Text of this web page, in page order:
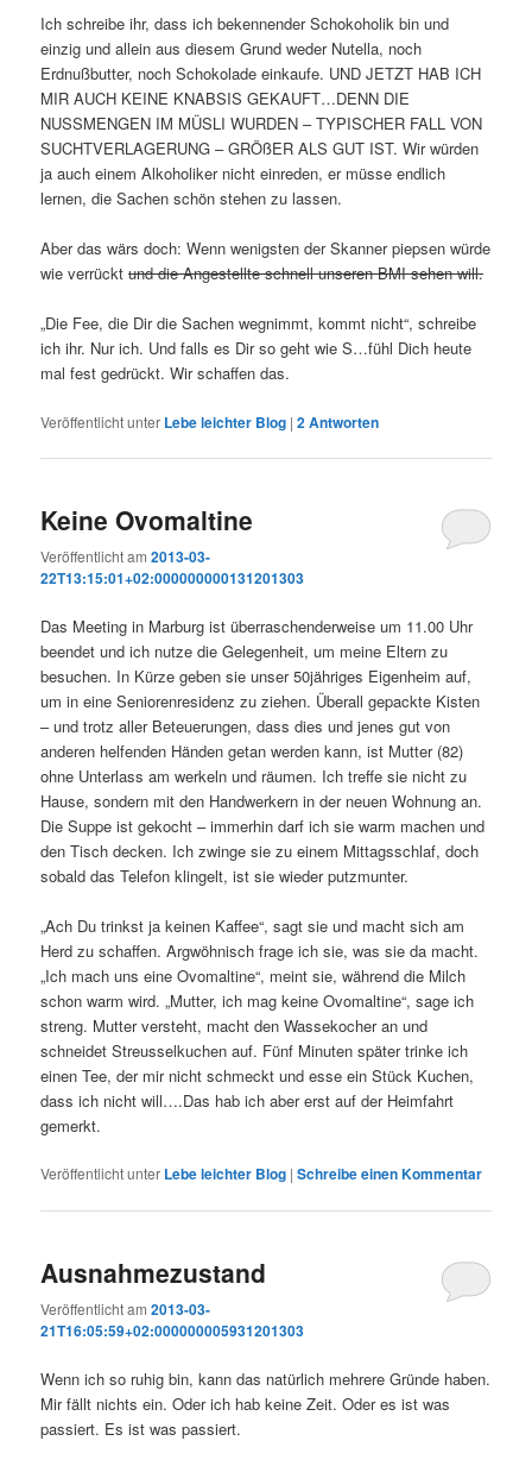
Ich schreibe ihr, dass ich bekennender Schokoholik bin und
einzig und allein aus diesem Grund weder Nutella, noch
Erdnußbutter, noch Schokolade einkaufe. UND JETZT HAB ICH
MIR AUCH KEINE KNABSIS GEKAUFT…DENN DIE
NUSSMENGEN IM MÜSLI WURDEN – TYPISCHER FALL VON
SUCHTVERLAGERUNG – GRÖßER ALS GUT IST. Wir würden
ja auch einem Alkoholiker nicht einreden, er müsse endlich
lernen, die Sachen schön stehen zu lassen.
Aber das wärs doch: Wenn wenigsten der Skanner piepsen würde
wie verrücktund die Angestellte schnell unseren BMI sehen will.
„Die Fee, die Dir die Sachen wegnimmt, kommt nicht“, schreibe
ich ihr. Nur ich. Und falls es Dir so geht wie S…fühl Dich heute
mal fest gedrückt. Wir schaffen das.
Veröffentlicht unter Lebe leichter Blog |2Antworten
Keine Ovomaltine
Veröffentlicht am2013-03-
22T13:15:01+02:000000000131201303
Das Meeting in Marburg ist überraschenderweise um 11.00 Uhr
beendet und ich nutze die Gelegenheit, um meine Eltern zu
besuchen. In Kürze geben sie unser 50jähriges Eigenheim auf,
um in eine Seniorenresidenz zu ziehen. Überall gepackte Kisten
– und trotz aller Beteuerungen, dass dies und jenes gut von
anderen helfenden Händen getan werden kann, ist Mutter (82)
ohne Unterlass am werkeln und räumen. Ich treffe sie nicht zu
Hause, sondern mit den Handwerkern in der neuen Wohnung an.
Die Suppe ist gekocht – immerhin darf ich sie warm machen und
den Tisch decken. Ich zwinge sie zu einem Mittagsschlaf, doch
sobald das Telefon klingelt, ist sie wieder putzmunter.
„Ach Du trinkst ja keinen Kaffee“, sagt sie und macht sich am
Herd zu schaffen. Argwöhnisch frage ich sie, was sie da macht.
„Ich mach uns eine Ovomaltine“, meint sie, während die Milch
schon warm wird. „Mutter, ich mag keine Ovomaltine“, sage ich
streng. Mutter versteht, macht den Wassekocher an und
schneidet Streusselkuchen auf. Fünf Minuten später trinke ich
einen Tee, der mir nicht schmeckt und esse ein Stück Kuchen,
dass ich nicht will….Das hab ich aber erst auf der Heimfahrt
gemerkt.
Veröffentlicht unter Lebe leichter Blog |Schreibe einen Kommentar
Ausnahmezustand
Veröffentlicht am2013-03-
21T16:05:59+02:000000005931201303
Wenn ich so ruhig bin, kann das natürlich mehrere Gründe haben.
Mir fällt nichts ein. Oder ich hab keine Zeit. Oder es ist was
passiert. Es ist was passiert.